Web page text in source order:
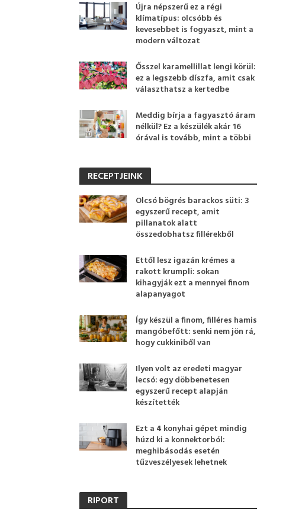
Újra népszerű ez a régi
klímatípus: olcsóbb és
kevesebbet is fogyaszt, mint a
modern változat
Ősszel karamellillat lengi körül:
ez a legszebb díszfa, amit csak
választhatsz a kertedbe
Meddig bírja a fagyasztó áram
nélkül? Ez a készülék akár 16
órával is tovább, mint a többi
RECEPTJEINK
Olcsó bögrés barackos süti: 3
egyszerű recept, amit
pillanatok alatt
összedobhatsz fillérekből
Ettől lesz igazán krémes a
rakott krumpli: sokan
kihagyják ezt a mennyei finom
alapanyagot
Így készül a finom, filléres hamis
mangóbefőtt: senki nem jön rá,
hogy cukkiniből van
Ilyen volt az eredeti magyar
lecsó: egy döbbenetesen
egyszerű recept alapján
készítették
Ezt a 4 konyhai gépet mindig
húzd ki a konnektorból:
meghibásodás esetén
tűzveszélyesek lehetnek
RIPORT